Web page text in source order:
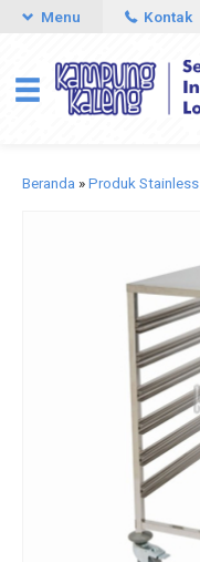
Menu Kontak
Beranda »Produk Stainless